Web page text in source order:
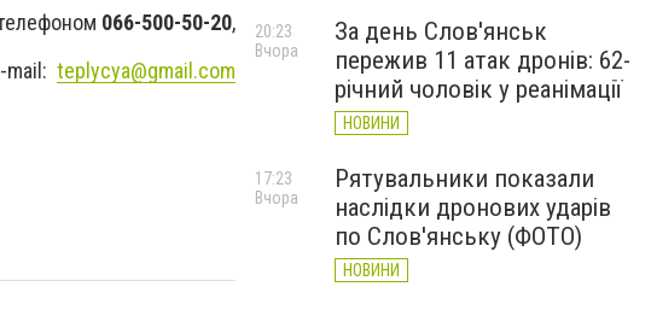
066-500-50-20,
mail: teplycya@gmail.com
За день Слов'янськ
пережив 11 атак дронів: 62-
річний чоловік у реанімації
НОВИНИ
20:23
Вчора
Рятувальники показали
наслідки дронових ударів
по Слов'янську (ФОТО)
НОВИНИ
17:23
Вчора